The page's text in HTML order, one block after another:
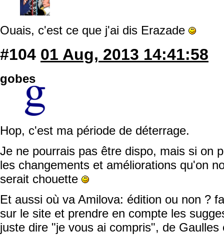
Ouais, c'est ce que j'ai dis Erazade
#104 01 Aug, 2013 14:41:58
gobes
Hop, c'est ma période de déterrage.
Je ne pourrais pas être dispo, mais si on
les changements et améliorations qu'on
serait chouette
Et aussi où va Amilova: édition ou non ?
sur le site et prendre en compte les
juste dire "je vous ai compris", de